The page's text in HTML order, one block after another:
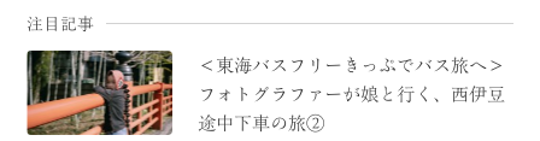
注目記事
＜東海バスフリーきっぷでバス旅へ＞
フォトグラファーが娘と行く、西伊豆
途中下車の旅②